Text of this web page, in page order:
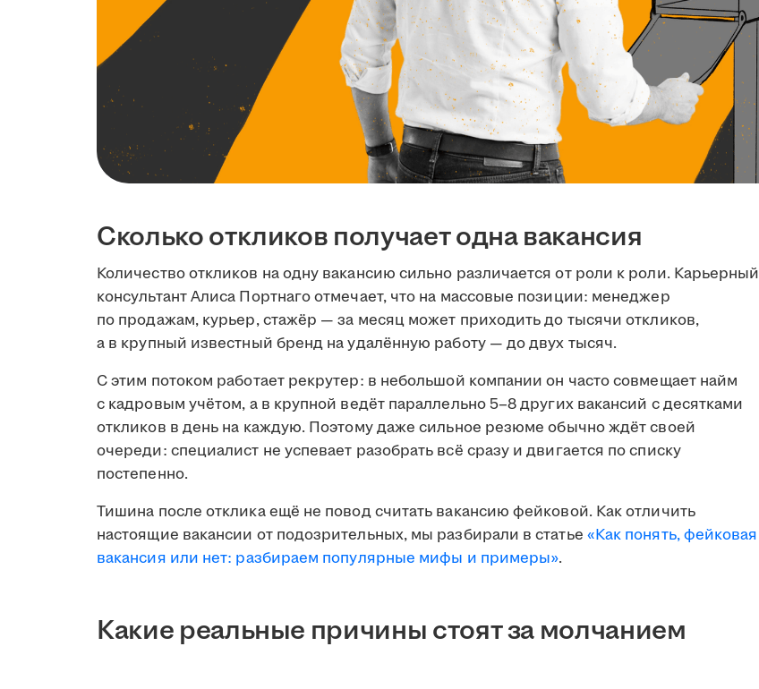
Сколько откликов получает одна вакансия
Количество откликов на одну вакансию сильно различается от роли к роли. Карьерный
консультант Алиса Портнаго отмечает, что на массовые позиции: менеджер
по продажам, курьер, стажёр — за месяц может приходить до тысячи откликов,
а в крупный известный бренд на удалённую работу — до двух тысяч.
С этим потоком работает рекрутер: в небольшой компании он часто совмещает найм
с кадровым учётом, а в крупной ведёт параллельно 5–8 других вакансий с десятками
откликов в день на каждую. Поэтому даже сильное резюме обычно ждёт своей
очереди: специалист не успевает разобрать всё сразу и двигается по списку
постепенно.
Тишина после отклика ещё не повод считать вакансию фейковой. Как отличить
настоящие вакансии от подозрительных, мы разбирали в статье «Как понять, фейковая
вакансия или нет: разбираем популярные мифы и примеры».
Какие реальные причины стоят за молчанием